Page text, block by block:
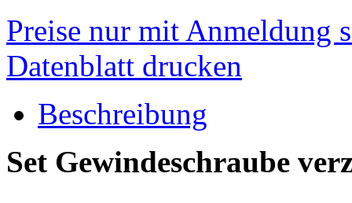
Preise nur mit Anmeldung
Datenblatt drucken
Beschreibung
Set Gewindeschraube